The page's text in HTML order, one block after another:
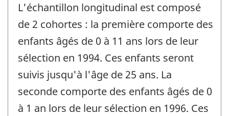
L'échantillon longitudinal est composé
de 2 cohortes : la première comporte des
enfants âgés de 0 à 11 ans lors de leur
sélection en 1994. Ces enfants seront
suivis jusqu'à l'âge de 25 ans. La
seconde comporte des enfants âgés de 0
à 1 an lors de leur sélection en 1996. Ces